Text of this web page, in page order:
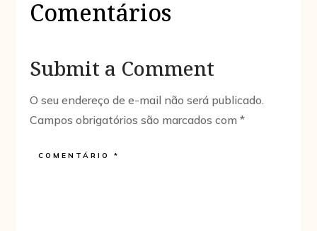
Comentários
Submit a Comment
O seu endereço de e-mail não será publicado.
Campos obrigatórios são marcados com*